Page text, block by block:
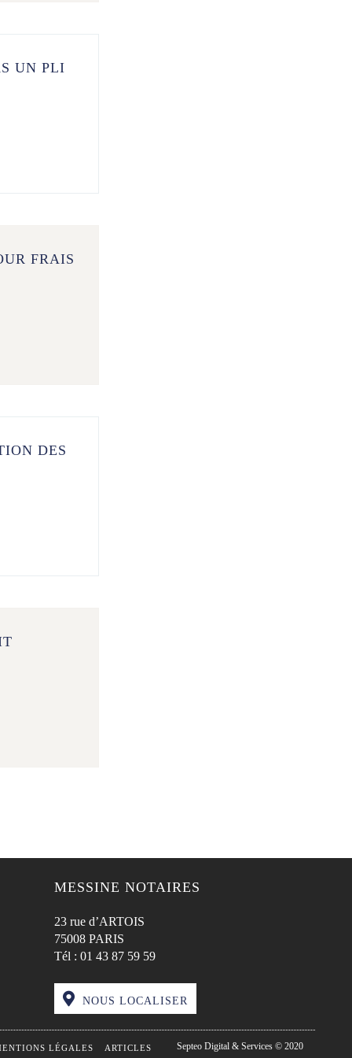
UN PLI
FRAIS
DES
MESSINE NOTAIRES
23 rue d’ARTOIS
75008 PARIS
Tél : 01 43 87 59 59
NOUS LOCALISER
LÉGALES ARTICLES Septeo Digital & Services © 2020